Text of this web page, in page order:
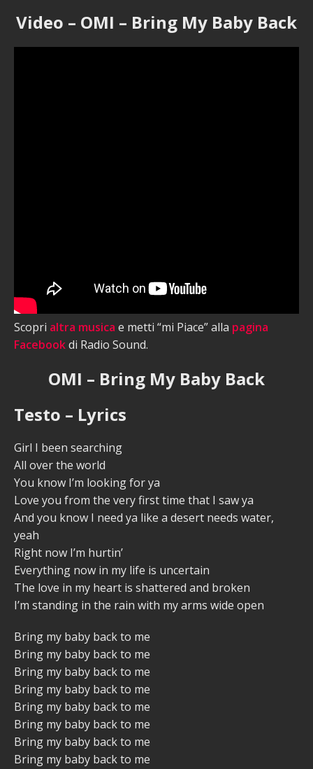
Video – OMI – Bring My Baby Back
Scopri altra musica e metti “mi Piace” alla pagina
Facebookdi Radio Sound.
OMI – Bring My Baby Back
Testo – Lyrics
Girl I been searching
All over the world
You know I’m looking for ya
Love you from the very first time that I saw ya
And you know I need ya like a desert needs water,
yeah
Right now I’m hurtin’
Everything now in my life is uncertain
The love in my heart is shattered and broken
I’m standing in the rain with my arms wide open
Bring my baby back to me
Bring my baby back to me
Bring my baby back to me
Bring my baby back to me
Bring my baby back to me
Bring my baby back to me
Bring my baby back to me
Bring my baby back to me